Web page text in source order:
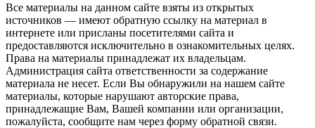
Все материалы на данном сайте взяты из открытых
источников — имеют обратную ссылку на материал в
интернете или присланы посетителями сайта и
предоставляются исключительно в ознакомительных целях.
Права на материалы принадлежат их владельцам.
Администрация сайта ответственности за содержание
материала не несет. Если Вы обнаружили на нашем сайте
материалы, которые нарушают авторские права,
принадлежащие Вам, Вашей компании или организации,
пожалуйста, сообщите нам через форму обратной связи.